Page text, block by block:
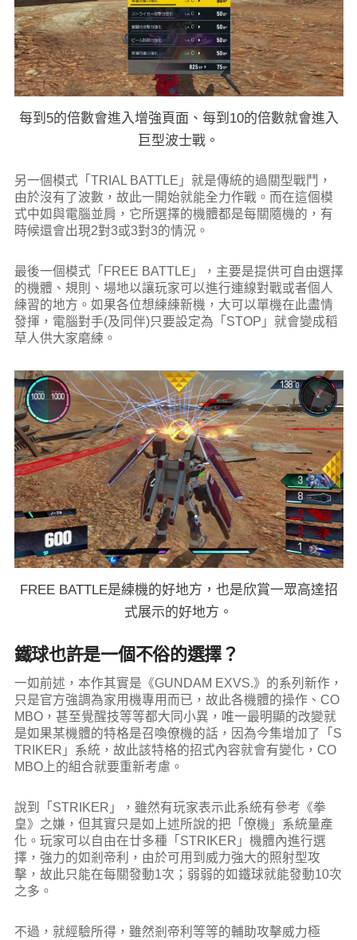
每到5的倍數會進入增強頁面、每到10的倍數就會進入
巨型波士戰。
另一個模式「TRIAL BATTLE」就是傳統的過關型戰鬥，
由於沒有了波數，故此一開始就能全力作戰。而在這個模
式中如與電腦並肩，它所選擇的機體都是每關隨機的，有
時候還會出現2對3或3對3的情況。
最後一個模式「FREE BATTLE」，主要是提供可自由選擇
的機體、規則、場地以讓玩家可以進行連線對戰或者個人
練習的地方。如果各位想練練新機，大可以單機在此盡情
發揮，電腦對手(及同伴)只要設定為「STOP」就會變成稻
草人供大家磨練。
FREE BATTLE是練機的好地方，也是欣賞一眾高達招
式展示的好地方。
鐵球也許是一個不俗的選擇？
一如前述，本作其實是《GUNDAM EXVS.》的系列新作，
只是官方強調為家用機專用而已，故此各機體的操作、CO
MBO，甚至覺醒技等等都大同小異，唯一最明顯的改變就
是如果某機體的特格是召喚僚機的話，因為今集增加了「S
TRIKER」系統，故此該特格的招式內容就會有變化，CO
MBO上的組合就要重新考慮。
說到「STRIKER」，雖然有玩家表示此系統有參考《拳
皇》之嫌，但其實只是如上述所說的把「僚機」系統量產
化。玩家可以自由在廿多種「STRIKER」機體內進行選
擇，強力的如剎帝利，由於可用到威力強大的照射型攻
擊，故此只能在每關發動1次；弱弱的如鐵球就能發動10次
之多。
不過，就經驗所得，雖然剎帝利等等的輔助攻擊威力極